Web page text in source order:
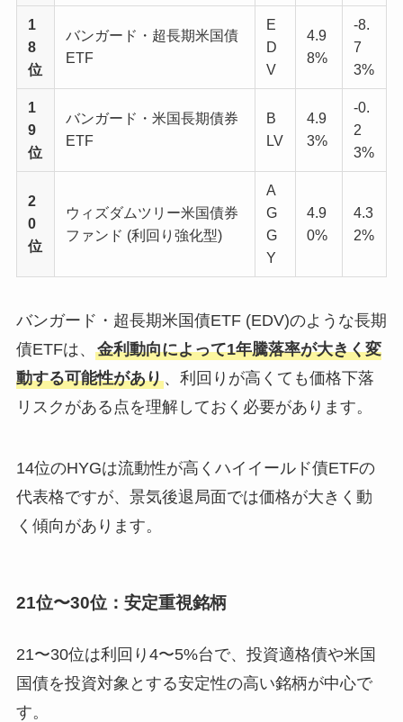
1
8
位
バンガード・超長期米国債
ETF
E
D
V
4.9
8%
-8.
7
3%
1
9
位
バンガード・米国長期債券
ETF
B
LV
4.9
3%
-0.
2
3%
2
0
位
ウィズダムツリー米国債券
ファンド (利回り強化型)
A
G
G
Y
4.9
0%
4.3
2%
バンガード・超長期米国債ETF (EDV)のような長期
債ETFは、 金利動向によって1年騰落率が大きく変
動する可能性があり、利回りが高くても価格下落
リスクがある点を理解しておく必要があります。
14位のHYGは流動性が高くハイイールド債ETFの
代表格ですが、景気後退局面では価格が大きく動
く傾向があります。
21位〜30位：安定重視銘柄
21〜30位は利回り4〜5%台で、投資適格債や米国
国債を投資対象とする安定性の高い銘柄が中心で
す。